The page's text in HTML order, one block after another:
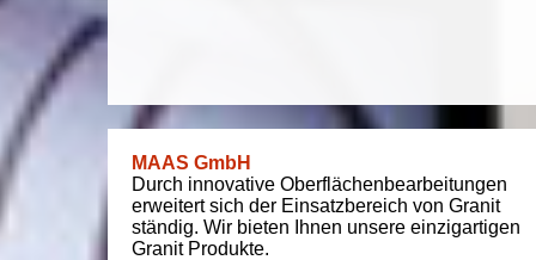
MAAS GmbH
Durch innovative Oberflächenbearbeitungen
erweitert sich der Einsatzbereich von Granit
ständig. Wir bieten Ihnen unsere einzigartigen
Granit Produkte.